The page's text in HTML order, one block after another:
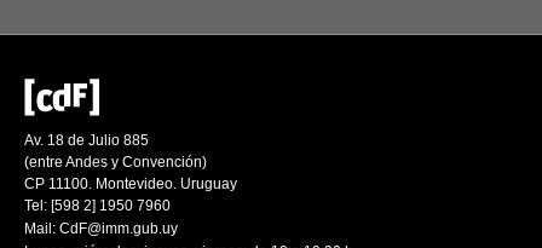
Av. 18 de Julio 885
(entre Andes y Convención)
CP 11100. Montevideo. Uruguay
Tel: [598 2] 1950 7960
Mail: CdF@imm.gub.uy